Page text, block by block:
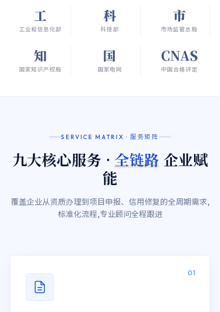
工
工业和信息化部
科
科技部
市
市场监管总局
知
国家知识产权局
国
国家电网
CNAS
中国合格评定
SERVICE MATRIX · 服务矩阵
九大核心服务 ·全链路 企业赋
能
覆盖企业从资质办理到项目申报、信用修复的全周期需求,
标准化流程,专业顾问全程跟进
01